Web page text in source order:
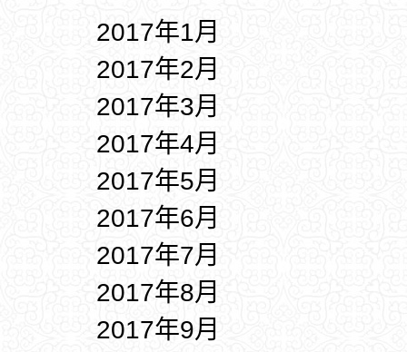
2017年1月
2017年2月
2017年3月
2017年4月
2017年5月
2017年6月
2017年7月
2017年8月
2017年9月